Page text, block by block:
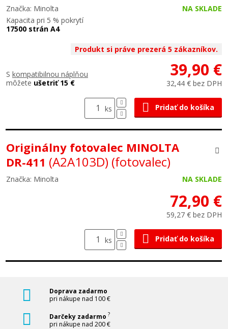
Značka: Minolta
NA SKLADE
Kapacita pri 5 % pokrytí
17500 strán A4
Produkt si práve prezerá 5 zákazníkov.
S kompatibilnou náplňou
môžete ušetriť 15 €
39,90 €
32,44 € bez DPH
ks Pridať do košíka
Originálny fotovalec MINOLTA
DR-411 (A2A103D) (fotovalec)
Značka: Minolta NA SKLADE
72,90 €
59,27 € bez DPH
ks Pridať do košíka
Doprava zadarmo
pri nákupe nad 100 €
Darčeky zadarmo ?
pri nákupe nad 200 €